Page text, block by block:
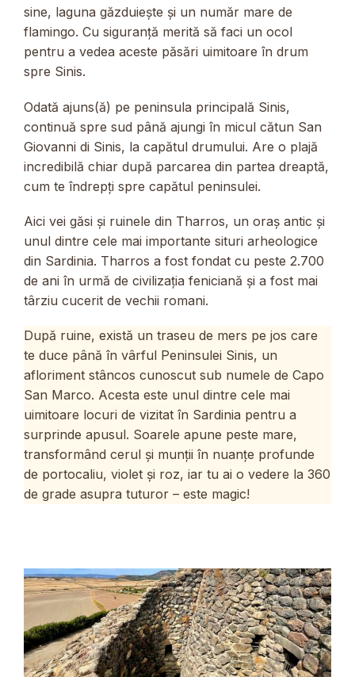
sine, laguna găzduiește și un număr mare de
flamingo. Cu siguranță merită să faci un ocol
pentru a vedea aceste păsări uimitoare în drum
spre Sinis.
Odată ajuns(ă) pe peninsula principală Sinis,
continuă spre sud până ajungi în micul cătun San
Giovanni di Sinis, la capătul drumului. Are o plajă
incredibilă chiar după parcarea din partea dreaptă,
cum te îndrepți spre capătul peninsulei.
Aici vei găsi și ruinele din Tharros, un oraș antic și
unul dintre cele mai importante situri arheologice
din Sardinia. Tharros a fost fondat cu peste 2.700
de ani în urmă de civilizația feniciană și a fost mai
târziu cucerit de vechii romani.
După ruine, există un traseu de mers pe jos care
te duce până în vârful Peninsulei Sinis, un
afloriment stâncos cunoscut sub numele de Capo
San Marco. Acesta este unul dintre cele mai
uimitoare locuri de vizitat în Sardinia pentru a
surprinde apusul. Soarele apune peste mare,
transformând cerul și munții în nuanțe profunde
de portocaliu, violet și roz, iar tu ai o vedere la 360
de grade asupra tuturor – este magic!